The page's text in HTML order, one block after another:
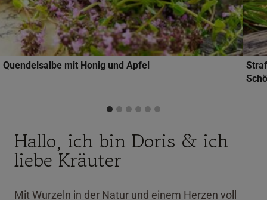
Quendelsalbe mit Honig und Apfel
Hallo, ich bin Doris & ich
liebe Kräuter
Mit Wurzeln in der Natur und einem Herzen voll